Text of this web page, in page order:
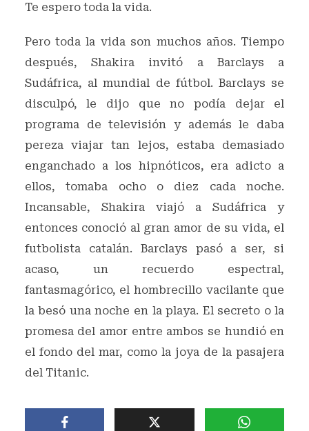
Te espero toda la vida.
Pero toda la vida son muchos años. Tiempo
después, Shakira invitó a Barclays a
Sudáfrica, al mundial de fútbol. Barclays se
disculpó, le dijo que no podía dejar el
programa de televisión y además le daba
pereza viajar tan lejos, estaba demasiado
enganchado a los hipnóticos, era adicto a
ellos, tomaba ocho o diez cada noche.
Incansable, Shakira viajó a Sudáfrica y
entonces conoció al gran amor de su vida, el
futbolista catalán. Barclays pasó a ser, si
acaso, un recuerdo espectral,
fantasmagórico, el hombrecillo vacilante que
la besó una noche en la playa. El secreto o la
promesa del amor entre ambos se hundió en
el fondo del mar, como la joya de la pasajera
del Titanic.